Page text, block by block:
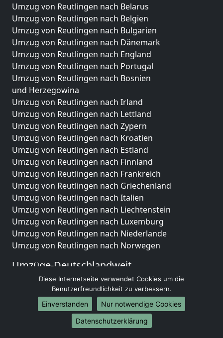
Umzug von Reutlingen nach Belarus
Umzug von Reutlingen nach Belgien
Umzug von Reutlingen nach Bulgarien
Umzug von Reutlingen nach Dänemark
Umzug von Reutlingen nach England
Umzug von Reutlingen nach Portugal
Umzug von Reutlingen nach Bosnien
und Herzegowina
Umzug von Reutlingen nach Irland
Umzug von Reutlingen nach Lettland
Umzug von Reutlingen nach Zypern
Umzug von Reutlingen nach Kroatien
Umzug von Reutlingen nach Estland
Umzug von Reutlingen nach Finnland
Umzug von Reutlingen nach Frankreich
Umzug von Reutlingen nach Griechenland
Umzug von Reutlingen nach Italien
Umzug von Reutlingen nach Liechtenstein
Umzug von Reutlingen nach Luxemburg
Umzug von Reutlingen nach Niederlande
Umzug von Reutlingen nach Norwegen
Umzüge-Deutschlandweit
Umzug von Reutlingen nach Berlin
Umzug von Reutlingen nach Hamburg
Umzug von Reutlingen nach München
Umzug von Reutlingen nach Köln
Umzug von Reutlingen nach Frankfurt am Main
Diese Internetseite verwendet Cookies um die
Benutzerfreundlichkeit zu verbessern.
Einverstanden
Nur notwendige Cookies
Datenschutzerklärung